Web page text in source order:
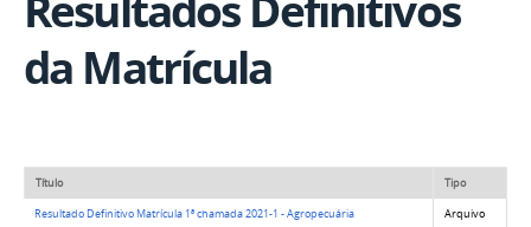
da Matrícula
Título Tipo
Resultado Definitivo Matrícula 1ª chamada 2021-1 - Agropecuária Arquivo